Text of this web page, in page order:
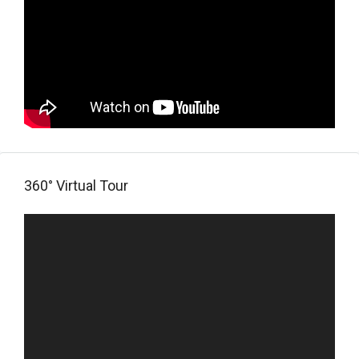
360° Virtual Tour